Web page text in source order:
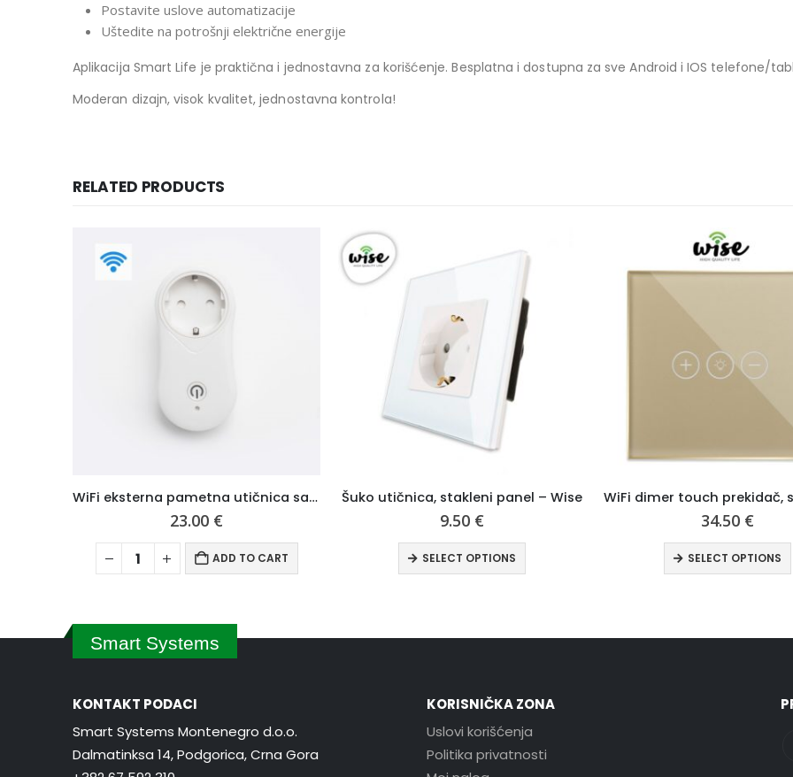
Postavite uslove automatizacije
Uštedite na potrošnji električne energije
Aplikacija Smart Life je praktična i jednostavna za korišćenje. Besplatna i dostupna za sve Android i IOS telefone/
Moderan dizajn, visok kvalitet, jednostavna kontrola!
RELATED PRODUCTS
Šuko utičnica, stakleni panel – Wise
9.50
SELECT OPTIONS
34.50
SELECT OPTIONS
Trostruka šuko
59.00
SELECT
Smart Systems
KONTAKT PODACI
Smart Systems Montenegro d.o.o.
Dalmatinksa 14, Podgorica, Crna Gora
KORISNIČKA ZONA
Uslovi korišćenja
Politika privatnosti